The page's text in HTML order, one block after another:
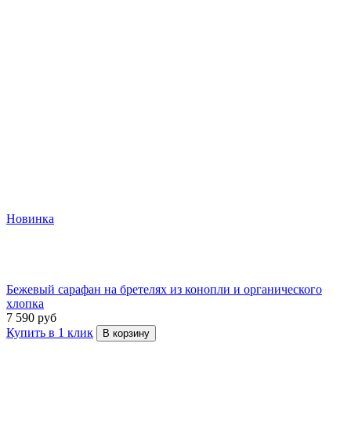
Новинка
Бежевый сарафан на бретелях из конопли и органического
хлопка
7 590 руб
Купить в 1 клик
В корзину